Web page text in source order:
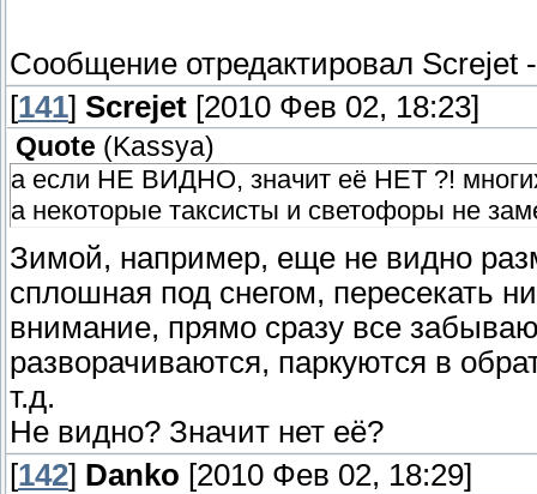
Сообщение отредактировал Screjet
[141] Screjet [2010 Фев 02, 18:23]
Quote ( Kassya)
а если НЕ ВИДНО, значит её НЕТ ?!
а некоторые таксисты и светофоры не
Зимой, например, еще не видно
сплошная под снегом, пересекать
внимание, прямо сразу все
разворачиваются, паркуются в
т.д.
Не видно? Значит нет её?
[142] Danko [2010 Фев 02, 18:29]